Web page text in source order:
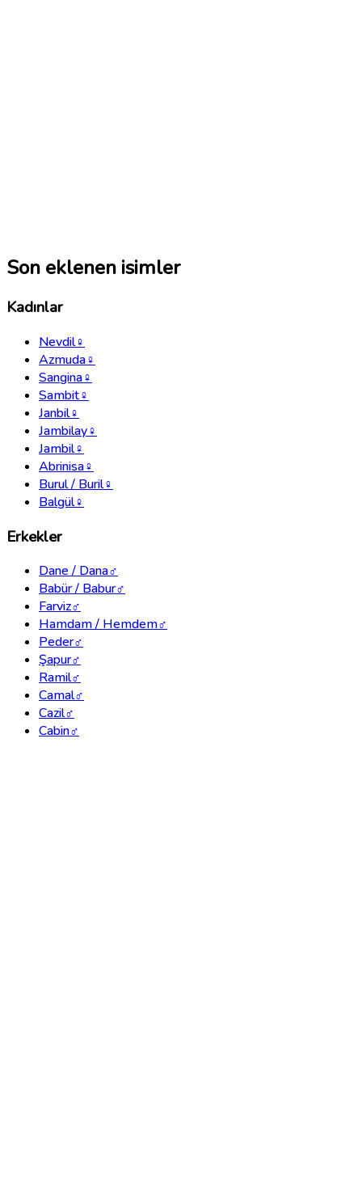
Son eklenen isimler
Kadınlar
Nevdil♀
Azmuda♀
Sangina♀
Sambit♀
Janbil♀
Jambilay♀
Jambil♀
Abrinisa♀
Burul / Buril♀
Balgül♀
Erkekler
Dane / Dana♂
Babür / Babur♂
Farviz♂
Hamdam / Hemdem♂
Peder♂
Şapur♂
Ramil♂
Camal♂
Cazil♂
Cabin♂